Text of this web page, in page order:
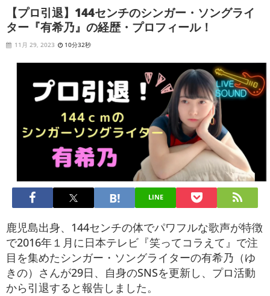
【プロ引退】144センチのシンガー・ソングライ
ター『有希乃』の経歴・プロフィール！
11月 29, 2023 10分32秒
LINE
鹿児島出身、144センチの体でパワフルな歌声が特徴
で2016年１月に日本テレビ『笑ってコラえて』で注
目を集めたシンガー・ソングライターの有希乃（ゆ
きの）さんが29日、自身のSNSを更新し、プロ活動
から引退すると報告しました。